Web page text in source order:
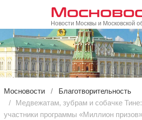
Новости Москвы и Московской
Мосновости
Благотворительность
Медвежатам, зубрам и собачке
участники программы «Миллион призов»